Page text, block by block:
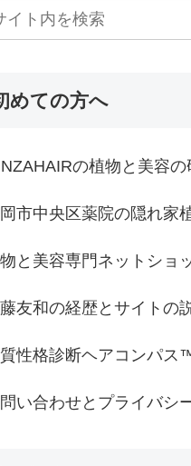
めての方へ
の植物と美容の
市中央区薬院の隠れ家
と美容専門ネットショ
友和の経歴とサイトの
性格診断ヘアコンパス
い合わせとプライバシ